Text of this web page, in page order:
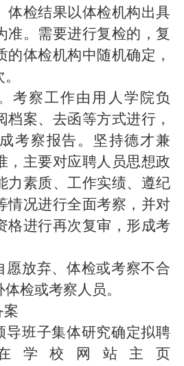
体检结果以体检机构出具
准。需要进行复检的，复
的体检机构中随机确定，
考察工作由用人学院负
档案、去函等方式进行，
考察报告。坚持德才兼
，主要对应聘人员思想政
力素质、工作实绩、遵纪
情况进行全面考察，并对
格进行再次复审，形成考
愿放弃、体检或考察不合
检或考察人员。
案
导班子集体研究确定拟聘
学校网站主页